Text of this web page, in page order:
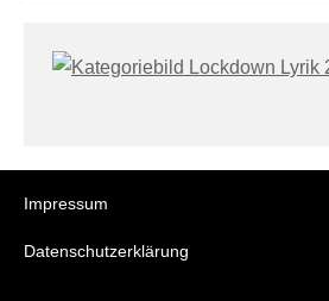
Impressum
Datenschutzerklärung